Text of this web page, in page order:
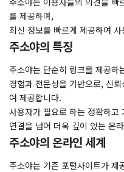
를 제공하며,
최신 정보를 빠르게 제공하여
주소야의 특징
주소야는 단순히 링크를 제공하
경험과 전문성을 기반으로, 신
여 제공합니다.
사용자가 필요로 하는 정확하고
연결을 넘어 더욱 깊이 있는 온
주소야의 온라인 세계
주소야는 기존 포털사이트가 제